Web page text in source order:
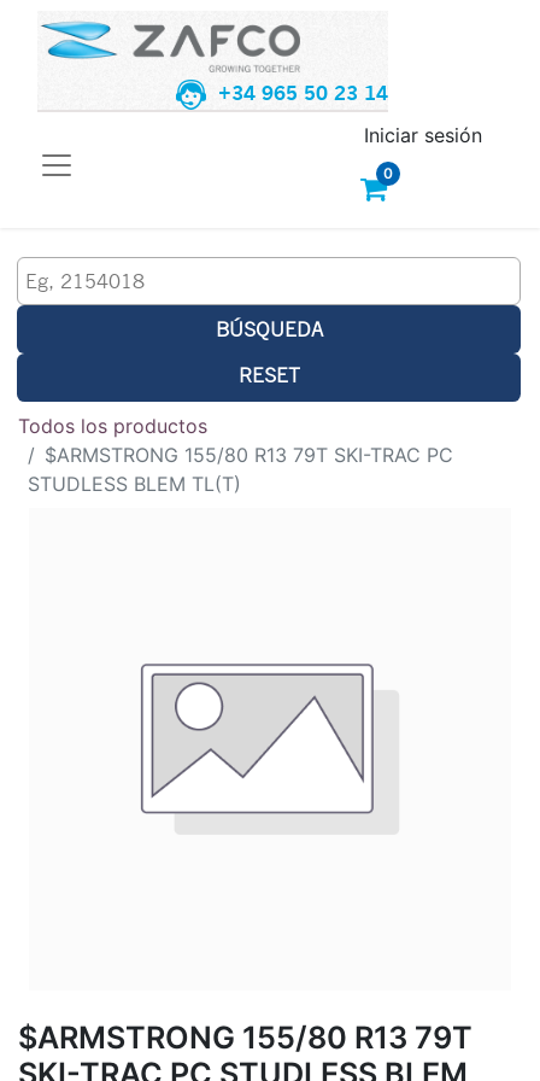
+34 965 50 23 14
0
Iniciar sesión
BÚSQUEDA
RESET
Todos los productos
$ARMSTRONG 155/80 R13 79T SKI-TRAC PC
STUDLESS BLEM TL(T)
$ARMSTRONG 155/80 R13 79T
SKI-TRAC PC STUDLESS BLEM